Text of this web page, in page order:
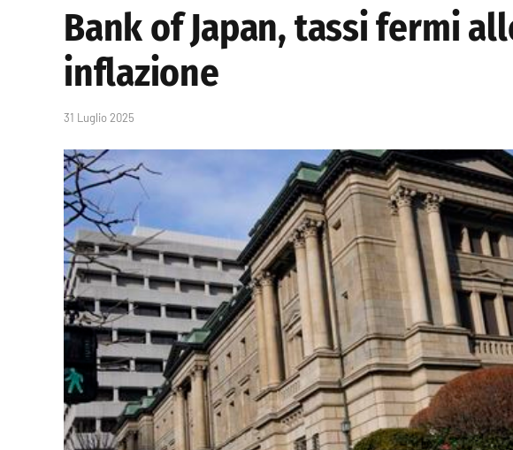
Bank of Japan, tassi fermi
inflazione
31 Luglio 2025